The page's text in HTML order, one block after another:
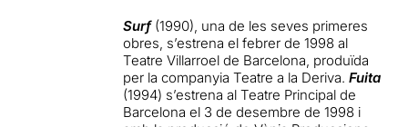
Surf (1990), una de les seves primeres
obres, s’estrena el febrer de 1998 al
Teatre Villarroel de Barcelona, produïda
per la companyia Teatre a la Deriva.Fuita
(1994) s’estrena al Teatre Principal de
Barcelona el 3 de desembre de 1998 i